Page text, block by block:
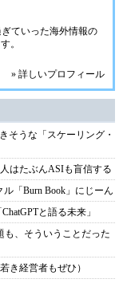
ぎていった海外情報の
。
» 詳しいプロフィール
そうな「スケーリング・
はたぶんASIも盲信する
「Burn Book」にじーん
と語る未来」
、そういうことだった
き経営者もぜひ）